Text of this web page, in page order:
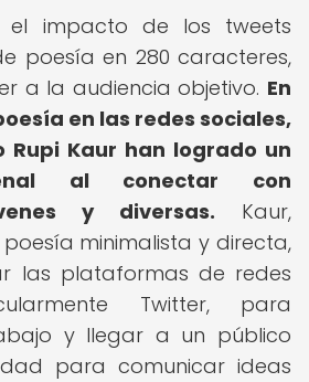
el impacto de los tweets
poesía en 280 caracteres,
a la audiencia objetivo. En
en las redes sociales,
Rupi Kaur han logrado un
al conectar con
y diversas. Kaur,
minimalista y directa,
las plataformas de redes
Twitter, para
y llegar a un público
para comunicar ideas